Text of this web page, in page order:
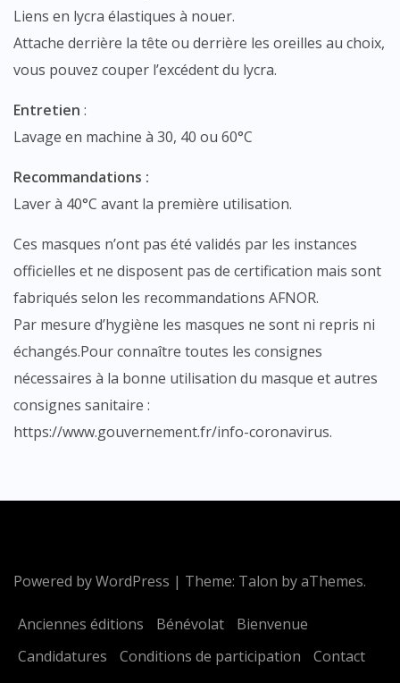
Liens en lycra élastiques à nouer.
Attache derrière la tête ou derrière les oreilles au choix,
vous pouvez couper l’excédent du lycra.
Entretien :
Lavage en machine à 30, 40 ou 60°C
Recommandations :
Laver à 40°C avant la première utilisation.
Ces masques n’ont pas été validés par les instances
officielles et ne disposent pas de certification mais sont
fabriqués selon les recommandations AFNOR.
Par mesure d’hygiène les masques ne sont ni repris ni
échangés.Pour connaître toutes les consignes
nécessaires à la bonne utilisation du masque et autres
consignes sanitaire :
https://www.gouvernement.fr/info-coronavirus.
Powered by WordPress | Theme: Talon by aThemes.
Anciennes éditions Bénévolat
Bienvenue
Candidatures
Conditions de participation
Contact